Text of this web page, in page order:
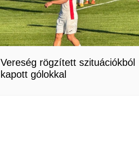
Vereség rögzített szituációkból
kapott gólokkal